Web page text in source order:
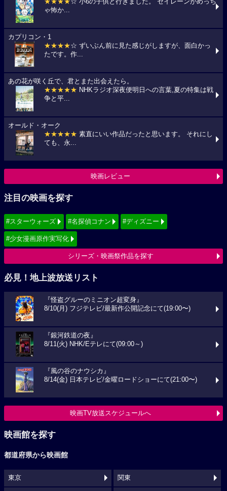
★★★★☆ 小6の子供と行きました。 セイレーンがめっち
ゃ怖か...
カプリコン・1
★★★★☆ ずいぶん前に見た感じがしますが、面白かっ
たです。作...
あの花が咲く丘で、君とまた出会えたら。
★★★★★ NHKラジオ深夜便明日への言葉,夏の特集は戦
争と平...
オールド・オーク
★★★★★ 素直にいい作品だったと思います。 それにし
ても、永...
映画レビュー
注目の映画を探す
#スターウォーズ #名探偵コナン #ディズニー
#少女漫画原作実写化
シリーズ・映画祭作品を探す
必見！地上波放送リスト
『怪盗グルーのミニオン超変身』
8/10(月) フジテレビ/最新作公開記念にて(19:00〜)
『銀河鉄道の夜』
8/11(火) NHK/Eテレにて(09:00～)
『風の谷のナウシカ』
8/14(金) 日本テレビ/金曜ロードショーにて(21:00〜)
映画TV放送スケジュールへ
映画館を探す
都道府県から映画館
東京 関東